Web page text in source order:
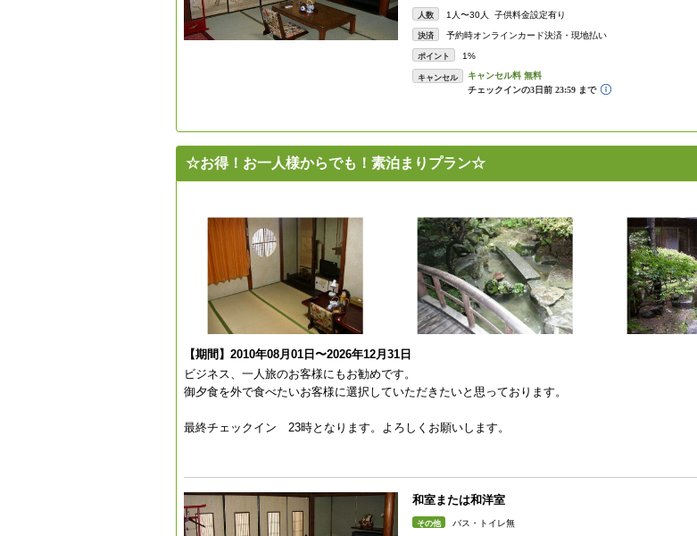
人数 1人〜30人 子供料金設定有り
決済 予約時オンラインカード決済・現地払い
ポイント 1%
キャンセル
☆お得！お一人様からでも！素泊まりプラン☆
【期間】2010年08月01日〜2026年12月31日
ビジネス、一人旅のお客様にもお勧めです。
御夕食を外で食べたいお客様に選択していただきたいと思っております。
最終チェックイン 23時となります。よろしくお願いします。
和室または和洋室
その他 バス・トイレ無